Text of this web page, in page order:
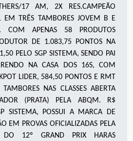
17 AM, 2X RES.CAMPEÃO
EM TRÊS TAMBORES JOVEM B E
COM APENAS 58 PRODUTOS
DE 1.083,75 PONTOS NA
PELO SGP SISTEMA, SENDO PAI
NA CASA DOS 16S, COM
LIDER, 584,50 PONTOS E RMT
NAS CLASSES ABERTA
(PRATA) PELA ABQM. R$
SISTEMA, POSSUI A MARCA DE
EM PROVAS OFICIALIZADAS PELA
DO 12º GRAND PRIX HARAS